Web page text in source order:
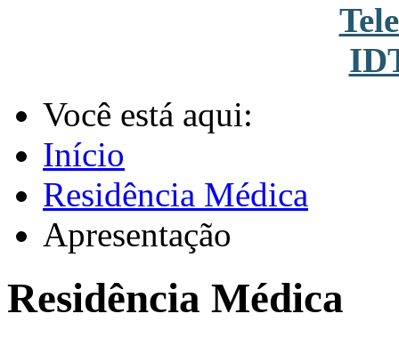
Você está aqui:
Início
Residência Médica
Apresentação
Residência Médica